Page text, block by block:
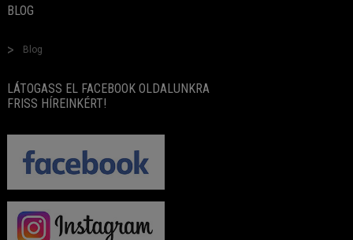
BLOG
Blog
LÁTOGASS EL FACEBOOK OLDALUNKRA
FRISS HÍREINKÉRT!